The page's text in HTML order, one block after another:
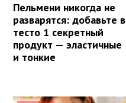
Пельмени никогда не
разварятся: добавьте в
тесто 1 секретный
продукт — эластичные
и тонкие